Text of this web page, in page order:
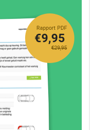
Rapport PDF
€29,95
€9,95